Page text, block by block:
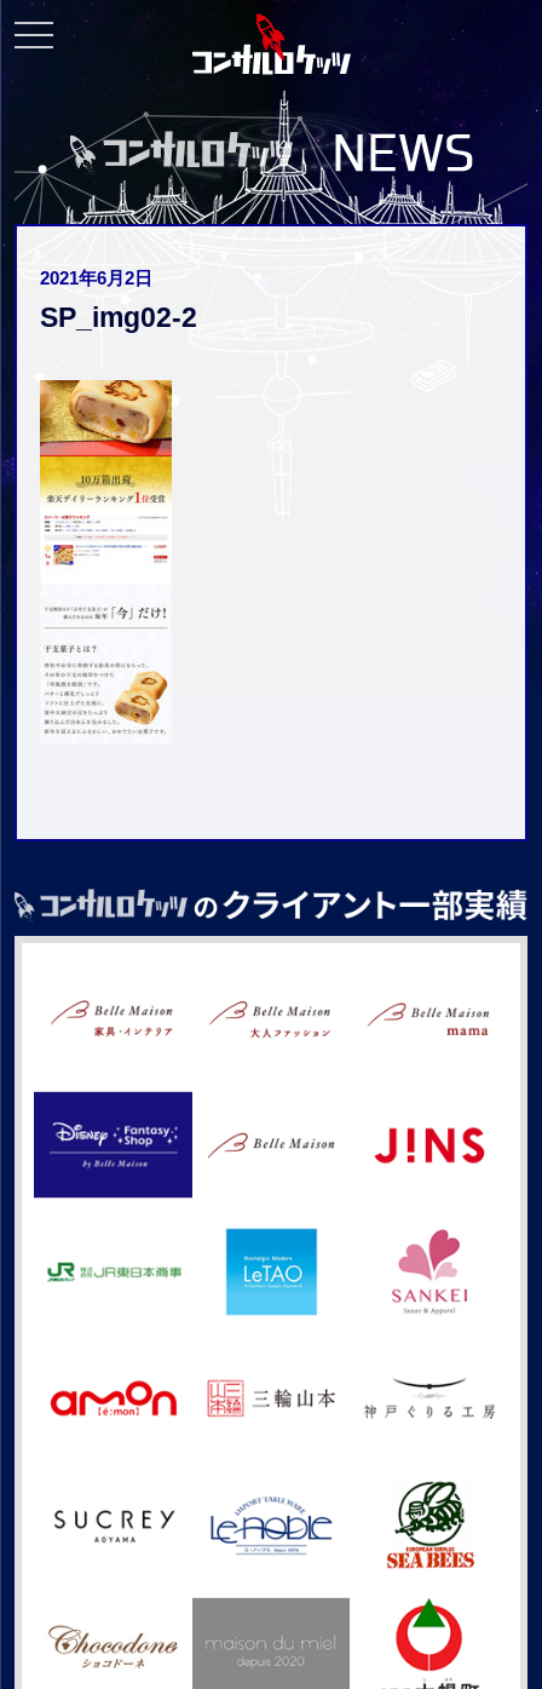
toggle
navigation
2021年6月2日
SP_img02-2